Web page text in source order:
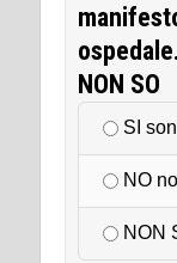
NON SO
SI
NO
NON